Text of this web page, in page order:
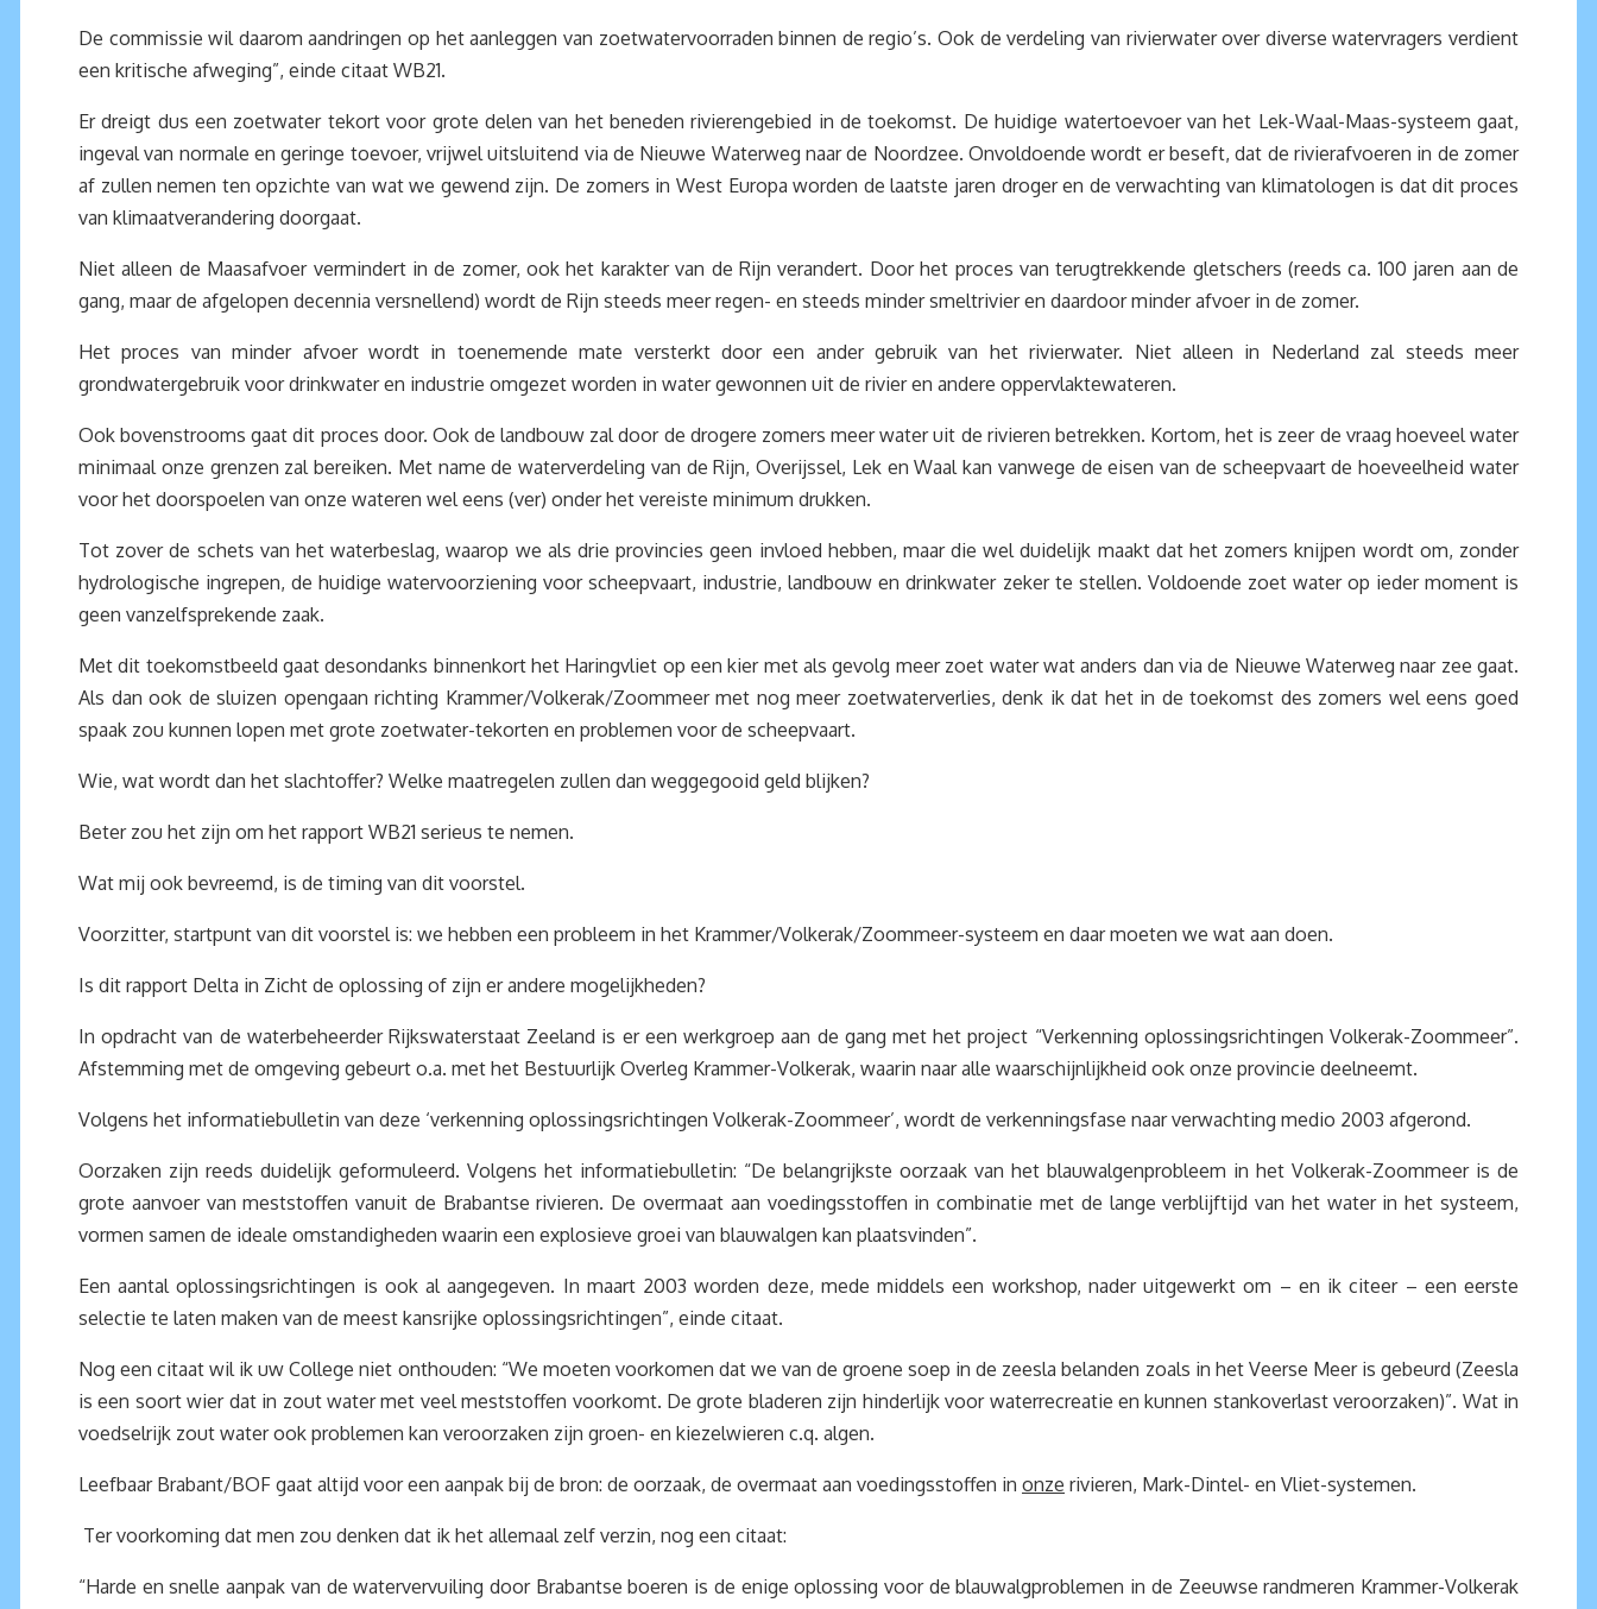
De commissie wil daarom aandringen op het aanleggen van zoetwatervoorraden binnen de regio’s. Ook de verdeling van rivierwater over diverse watervragers verdient
een kritische afweging”, einde citaat WB21.
Er dreigt dus een zoetwater tekort voor grote delen van het beneden rivierengebied in de toekomst. De huidige watertoevoer van het Lek-Waal-Maas-systeem gaat,
ingeval van normale en geringe toevoer, vrijwel uitsluitend via de Nieuwe Waterweg naar de Noordzee. Onvoldoende wordt er beseft, dat de rivierafvoeren in de zomer
af zullen nemen ten opzichte van wat we gewend zijn. De zomers in West Europa worden de laatste jaren droger en de verwachting van klimatologen is dat dit proces
van klimaatverandering doorgaat.
Niet alleen de Maasafvoer vermindert in de zomer, ook het karakter van de Rijn verandert. Door het proces van terugtrekkende gletschers (reeds ca. 100 jaren aan de
gang, maar de afgelopen decennia versnellend) wordt de Rijn steeds meer regen- en steeds minder smeltrivier en daardoor minder afvoer in de zomer.
Het proces van minder afvoer wordt in toenemende mate versterkt door een ander gebruik van het rivierwater. Niet alleen in Nederland zal steeds meer
grondwatergebruik voor drinkwater en industrie omgezet worden in water gewonnen uit de rivier en andere oppervlaktewateren.
Ook bovenstrooms gaat dit proces door. Ook de landbouw zal door de drogere zomers meer water uit de rivieren betrekken. Kortom, het is zeer de vraag hoeveel water
minimaal onze grenzen zal bereiken. Met name de waterverdeling van de Rijn, Overijssel, Lek en Waal kan vanwege de eisen van de scheepvaart de hoeveelheid water
voor het doorspoelen van onze wateren wel eens (ver) onder het vereiste minimum drukken.
Tot zover de schets van het waterbeslag, waarop we als drie provincies geen invloed hebben, maar die wel duidelijk maakt dat het zomers knijpen wordt om, zonder
hydrologische ingrepen, de huidige watervoorziening voor scheepvaart, industrie, landbouw en drinkwater zeker te stellen. Voldoende zoet water op ieder moment is
geen vanzelfsprekende zaak.
Met dit toekomstbeeld gaat desondanks binnenkort het Haringvliet op een kier met als gevolg meer zoet water wat anders dan via de Nieuwe Waterweg naar zee gaat.
Als dan ook de sluizen opengaan richting Krammer/Volkerak/Zoommeer met nog meer zoetwaterverlies, denk ik dat het in de toekomst des zomers wel eens goed
spaak zou kunnen lopen met grote zoetwater-tekorten en problemen voor de scheepvaart.
Wie, wat wordt dan het slachtoffer? Welke maatregelen zullen dan weggegooid geld blijken?
Beter zou het zijn om het rapport WB21 serieus te nemen.
Wat mij ook bevreemd, is de timing van dit voorstel.
Voorzitter, startpunt van dit voorstel is: we hebben een probleem in het Krammer/Volkerak/Zoommeer-systeem en daar moeten we wat aan doen.
Is dit rapport Delta in Zicht de oplossing of zijn er andere mogelijkheden?
In opdracht van de waterbeheerder Rijkswaterstaat Zeeland is er een werkgroep aan de gang met het project “Verkenning oplossingsrichtingen Volkerak-Zoommeer”.
Afstemming met de omgeving gebeurt o.a. met het Bestuurlijk Overleg Krammer-Volkerak, waarin naar alle waarschijnlijkheid ook onze provincie deelneemt.
Volgens het informatiebulletin van deze ‘verkenning oplossingsrichtingen Volkerak-Zoommeer’, wordt de verkenningsfase naar verwachting medio 2003 afgerond.
Oorzaken zijn reeds duidelijk geformuleerd. Volgens het informatiebulletin: “De belangrijkste oorzaak van het blauwalgenprobleem in het Volkerak-Zoommeer is de
grote aanvoer van meststoffen vanuit de Brabantse rivieren. De overmaat aan voedingsstoffen in combinatie met de lange verblijftijd van het water in het systeem,
vormen samen de ideale omstandigheden waarin een explosieve groei van blauwalgen kan plaatsvinden”.
Een aantal oplossingsrichtingen is ook al aangegeven. In maart 2003 worden deze, mede middels een workshop, nader uitgewerkt om – en ik citeer – een eerste
selectie te laten maken van de meest kansrijke oplossingsrichtingen”, einde citaat.
Nog een citaat wil ik uw College niet onthouden: “We moeten voorkomen dat we van de groene soep in de zeesla belanden zoals in het Veerse Meer is gebeurd (Zeesla
is een soort wier dat in zout water met veel meststoffen voorkomt. De grote bladeren zijn hinderlijk voor waterrecreatie en kunnen stankoverlast veroorzaken)”. Wat in
voedselrijk zout water ook problemen kan veroorzaken zijn groen- en kiezelwieren c.q. algen.
Leefbaar Brabant/BOF gaat altijd voor een aanpak bij de bron: de oorzaak, de overmaat aan voedingsstoffen in onze rivieren, Mark-Dintel- en Vliet-systemen.
Ter voorkoming dat men zou denken dat ik het allemaal zelf verzin, nog een citaat:
“Harde en snelle aanpak van de watervervuiling door Brabantse boeren is de enige oplossing voor de blauwalgproblemen in de Zeeuwse randmeren Krammer-Volkerak